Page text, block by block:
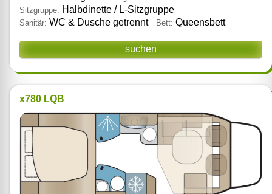
Sitzgruppe: Halbdinette / L‑Sitzgruppe
Sanitär: WC & Dusche getrennt Bett: Queensbett
suchen
x780 LQB